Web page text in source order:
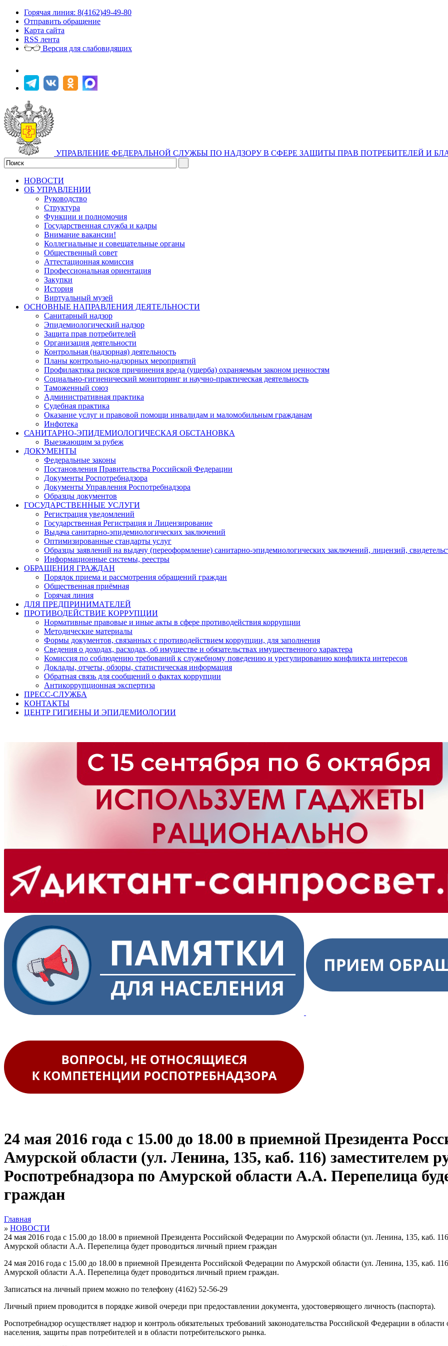
Горячая линия: 8(4162)49-49-80
Отправить обращение
Карта сайта
RSS лента
Версия для слабовидящих
УПРАВЛЕНИЕ ФЕДЕРАЛЬНОЙ СЛУЖБЫ ПО НАДЗОРУ В СФЕРЕ ЗАЩИТЫ ПРАВ ПОТРЕБИТЕЛЕЙ И
НОВОСТИ
ОБ УПРАВЛЕНИИ
Руководство
Структура
Функции и полномочия
Государственная служба и кадры
Внимание вакансии!
Коллегиальные и совещательные органы
Общественный совет
Аттестационная комиссия
Профессиональная ориентация
Закупки
История
Виртуальный музей
ОСНОВНЫЕ НАПРАВЛЕНИЯ ДЕЯТЕЛЬНОСТИ
Санитарный надзор
Эпидемиологический надзор
Защита прав потребителей
Организация деятельности
Контрольная (надзорная) деятельность
Планы контрольно-надзорных мероприятий
Профилактика рисков причинения вреда (ущерба) охраняемым законом ценностям
Социально-гигиенический мониторинг и научно-практическая деятельность
Таможенный союз
Административная практика
Судебная практика
Оказание услуг и правовой помощи инвалидам и маломобильным гражданам
Инфотека
САНИТАРНО-ЭПИДЕМИОЛОГИЧЕСКАЯ ОБСТАНОВКА
Выезжающим за рубеж
ДОКУМЕНТЫ
Федеральные законы
Постановления Правительства Российской Федерации
Документы Роспотребнадзора
Документы Управления Роспотребнадзора
Образцы документов
ГОСУДАРСТВЕННЫЕ УСЛУГИ
Регистрация уведомлений
Государственная Регистрация и Лицензирование
Выдача санитарно-эпидемиологических заключений
Оптимизированные стандарты услуг
Образцы заявлений на выдачу (переоформление) санитарно-эпидемиологических заключений, лицензий,
Информационные системы, реестры
ОБРАЩЕНИЯ ГРАЖДАН
Порядок приема и рассмотрения обращений граждан
Общественная приёмная
Горячая линия
ДЛЯ ПРЕДПРИНИМАТЕЛЕЙ
ПРОТИВОДЕЙСТВИЕ КОРРУПЦИИ
Нормативные правовые и иные акты в сфере противодействия коррупции
Методические материалы
Формы документов, связанных с противодействием коррупции, для заполнения
Сведения о доходах, расходах, об имуществе и обязательствах имущественного характера
Комиссия по соблюдению требований к служебному поведению и урегулированию конфликта интересов
Доклады, отчеты, обзоры, статистическая информация
Обратная связь для сообщений о фактах коррупции
Антикоррупционная экспертиза
ПРЕСС-СЛУЖБА
КОНТАКТЫ
ЦЕНТР ГИГИЕНЫ И ЭПИДЕМИОЛОГИИ
24 мая 2016 года с 15.00 до 18.00 в приемной Президента
Амурской области (ул. Ленина, 135, каб. 116) заместителем
Роспотребнадзора по Амурской области А.А. Перепелица
граждан
Главная
» НОВОСТИ
24 мая 2016 года с 15.00 до 18.00 в приемной Президента Российской Федерации по Амурской области (ул. Ленина, 135, каб.
Амурской области А.А. Перепелица будет проводиться личный прием граждан
24 мая 2016 года с 15.00 до 18.00 в приемной Президента Российской Федерации по Амурской области (ул. Ленина, 135, каб.
Амурской области А.А. Перепелица будет проводиться личный прием граждан.
Записаться на личный прием можно по телефону (4162) 52-56-29
Личный прием проводится в порядке живой очереди при предоставлении документа, удостоверяющего личность (паспорта).
Роспотребнадзор осуществляет надзор и контроль обязательных требований законодательства Российской Федерации в
населения, защиты прав потребителей и в области потребительского рынка.